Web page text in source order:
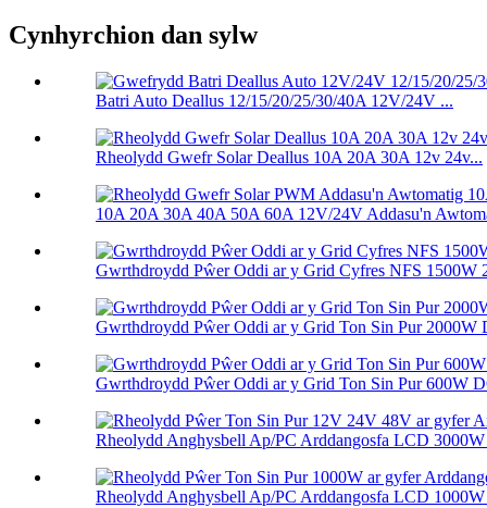
Cynhyrchion dan sylw
Batri Auto Deallus 12/15/20/25/30/40A 12V/24V ...
Rheolydd Gwefr Solar Deallus 10A 20A 30A 12v 24v...
10A 20A 30A 40A 50A 60A 12V/24V Addasu'n
Gwrthdroydd Pŵer Oddi ar y Grid Cyfres NFS 1500W
Gwrthdroydd Pŵer Oddi ar y Grid Ton Sin Pur 2000W
Gwrthdroydd Pŵer Oddi ar y Grid Ton Sin Pur 600W
Rheolydd Anghysbell Ap/PC Arddangosfa LCD
Rheolydd Anghysbell Ap/PC Arddangosfa LCD